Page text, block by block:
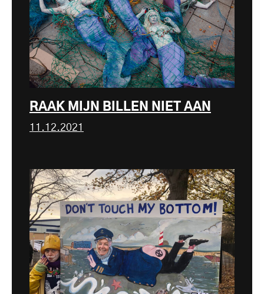
RAAK MIJN BILLEN NIET AAN
11.12.2021